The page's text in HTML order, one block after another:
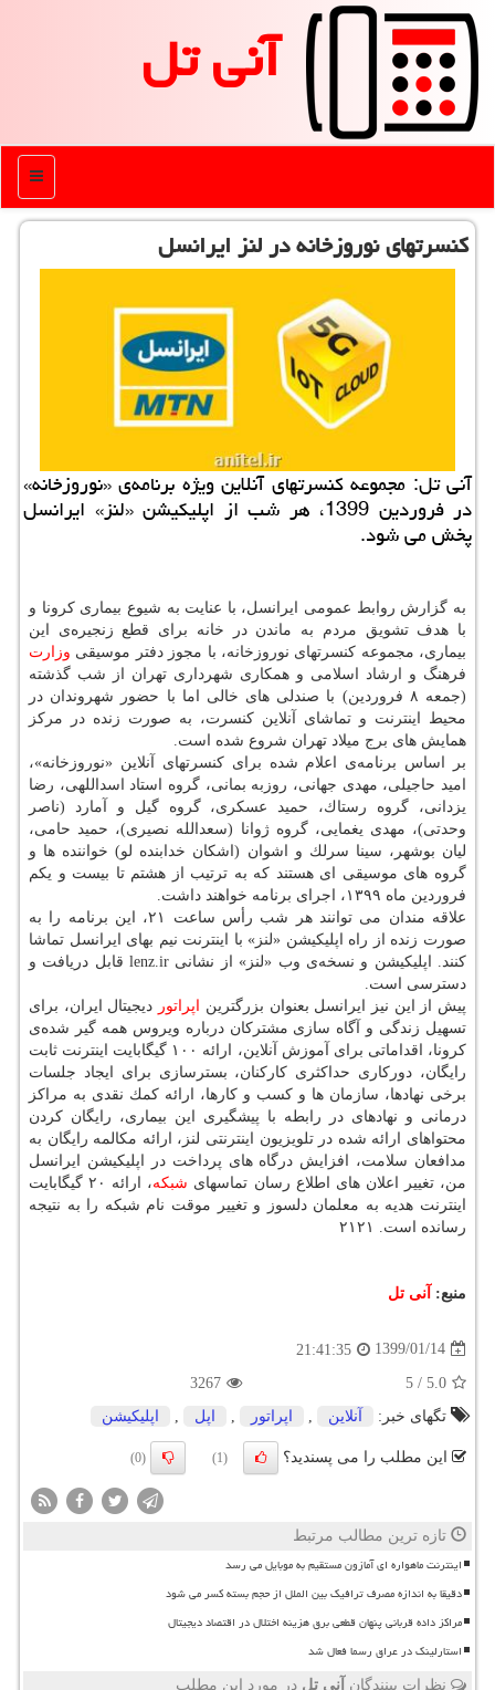
آنی تل
منو
كنسرتهای نوروزخانه در لنز ایرانسل
آنی تل: مجموعه كنسرتهای آنلاین ویژه برنامه‌ی «نوروزخانه»
در فروردین 1399، هر شب از اپلیكیشن «لنز» ایرانسل
پخش می شود.
به گزارش روابط عمومی ایرانسل، با عنایت به شیوع بیماری كرونا و
با هدف تشویق مردم به ماندن در خانه برای قطع زنجیره‌ی این
بیماری، مجموعه كنسرتهای نوروزخانه، با مجوز دفتر موسیقی وزارت
فرهنگ و ارشاد اسلامی و همكاری شهرداری تهران از شب گذشته
(جمعه ۸ فروردین) با صندلی های خالی اما با حضور شهروندان در
محیط اینترنت و تماشای آنلاین كنسرت، به صورت زنده در مركز
همایش های برج میلاد تهران شروع شده است.
بر اساس برنامه‌ی اعلام شده برای كنسرتهای آنلاین «نوروزخانه»،
امید حاجیلی، مهدی جهانی، روزبه بمانی، گروه استاد اسداللهی، رضا
یزدانی، گروه رستاك، حمید عسكری، گروه گیل و آمارد (ناصر
وحدتی)، مهدی یغمایی، گروه ژوانا (سعدالله نصیری)، حمید حامی،
لیان بوشهر، سینا سرلك و اشوان (اشكان خدابنده لو) خواننده ها و
گروه های موسیقی ای هستند كه به ترتیب از هشتم تا بیست و یكم
فروردین ماه ۱۳۹۹، اجرای برنامه خواهند داشت.
علاقه مندان می توانند هر شب رأس ساعت ۲۱، این برنامه را به
صورت زنده از راه اپلیكیشن «لنز» با اینترنت نیم بهای ایرانسل تماشا
كنند. اپلیكیشن و نسخه‌ی وب «لنز» از نشانی lenz.ir قابل دریافت و
دسترسی است.
پیش از این نیز ایرانسل بعنوان بزرگترین
اپراتور دیجیتال ایران، برای
تسهیل زندگی و آگاه سازی مشتركان درباره ویروس همه گیر شده‌ی
كرونا، اقداماتی برای آموزش آنلاین، ارائه ۱۰۰ گیگابایت اینترنت ثابت
رایگان، دوركاری حداكثری كاركنان، بسترسازی برای ایجاد جلسات
برخی نهادها، سازمان ها و كسب و كارها، ارائه كمك نقدی به مراكز
درمانی و نهادهای در رابطه با پیشگیری این بیماری، رایگان كردن
محتواهای ارائه شده در تلویزیون اینترنتی لنز، ارائه مكالمه رایگان به
مدافعان سلامت، افزایش درگاه های پرداخت در اپلیكیشن ایرانسل
من، تغییر اعلان های اطلاع رسان تماسهای شبكه
، ارائه ۲۰ گیگابایت
اینترنت هدیه به معلمان دلسوز و تغییر موقت نام شبكه را به نتیجه
رسانده است. ۲۱۲۱
منبع: آنی تل
1399/01/14
21:41:35
5.0
/
5
3267
تگهای خبر:
آنلاین , اپراتور , اپل , اپلیكیشن
این مطلب را می پسندید؟ (1)
(0)
تازه ترین مطالب مرتبط
اینترنت ماهواره ای آمازون مستقیم به موبایل می رسد
دقیقا به اندازه مصرف ترافیک بین الملل از حجم بسته کسر می شود
مراکز داده قربانی پنهان قطعی برق هزینه اختلال در اقتصاد دیجیتال
استارلینک در عراق رسما فعال شد
نظرات بینندگان آنی تل در مورد این مطلب